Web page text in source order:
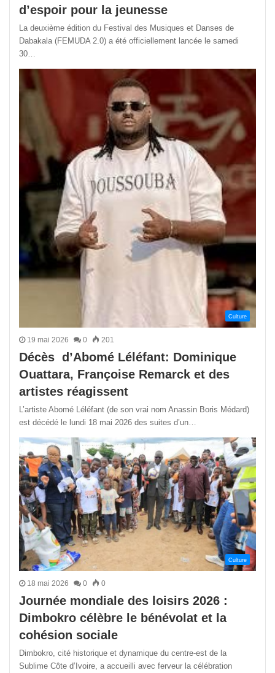
d’espoir pour la jeunesse
La deuxième édition du Festival des Musiques et Danses de
Dabakala (FEMUDA 2.0) a été officiellement lancée le samedi
30…
Culture
19 mai 2026 0 201
Décès d’Abomé Léléfant: Dominique
Ouattara, Françoise Remarck et des
artistes réagissent
L’artiste Abomé Léléfant (de son vrai nom Anassin Boris Médard)
est décédé le lundi 18 mai 2026 des suites d’un…
Culture
18 mai 2026 0 0
Journée mondiale des loisirs 2026 :
Dimbokro célèbre le bénévolat et la
cohésion sociale
Dimbokro, cité historique et dynamique du centre-est de la
Sublime Côte d’Ivoire, a accueilli avec ferveur la célébration